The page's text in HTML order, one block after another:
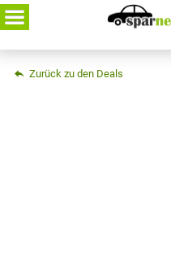
Skip
to
content
Zurück zu den Deals